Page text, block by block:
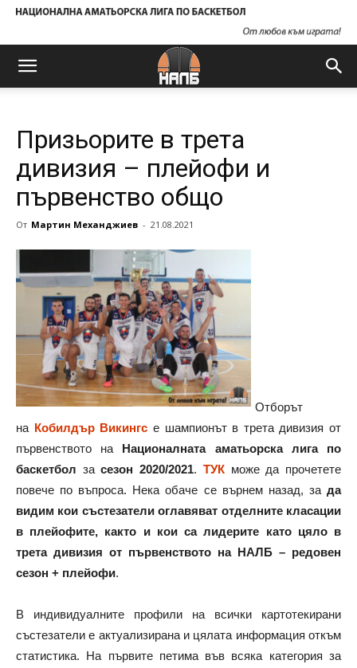
Призьорите в трета
дивизия – плейофи и
първенство общо
От Мартин Механджиев - 21.08.2021
Отборът
на Кобилдър Викингс е шампионът в трета дивизия от
първенството на Националната аматьорска лига по
баскетбол засезон 2020/2021. ТУКможе да прочетете
повече по въпроса. Нека обаче се върнем назад, за да
видим кои състезатели оглавяват отделните класации
в плейофите, както и кои са лидерите като цяло в
трета дивизия от първенството на НАЛБ – редовен
сезон + плейофи.
В индивидуалните профили на всички картотекирани
състезатели е актуализирана и цялата информация откъм
статистика. На първите петима във всяка категория за